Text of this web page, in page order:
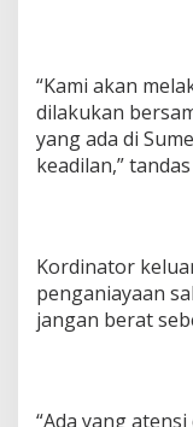
“Kami akan
dilakukan
yang ada di
keadilan,”
Kordinator
penganiayaan
jangan berat
“Ada yang